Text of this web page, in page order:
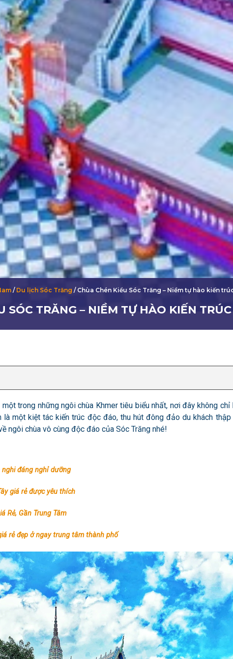
/ Du lịch Sóc Trăng / Chùa Chén Kiểu Sóc Trăng – Niềm tự hào kiến
SÓC TRĂNG – NIỀM TỰ HÀO KIẾN
một trong những ngôi chùa Khmer tiêu biểu nhất, nơi đâykhông chỉ
một kiệt tác kiến trúc độc đáo, thu hút đông đảo du khách thập
ngôi chùa vô cùng độc đáo của Sóc Trăng nhé!
nghi đáng nghỉ dưỡng
giá rẻ được yêu thích
Rẻ, Gần Trung Tâm
rẻ đẹp ở ngay trung tâm thành phố